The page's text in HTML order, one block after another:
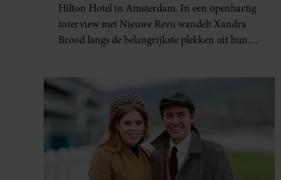
Hilton Hotel in Amsterdam. In een openhartig
interview met Nieuwe Revu wandelt Xandra
Brood langs de belangrijkste plekken uit hun
aan herinneringen op. Daar begon hun leven
samen en werd dochter Lola geboren.